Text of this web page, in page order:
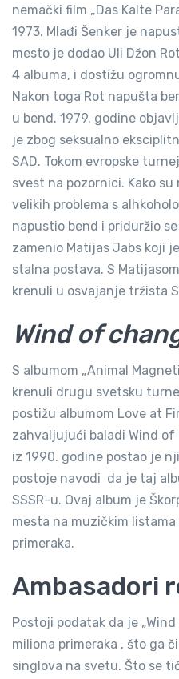
nemački film „Das Kalte
1973. Mlađi Šenker je
mesto je dođao Uli Džon
4 albuma, i dostižu
Nakon toga Rot napušta
u bend. 1979. godine
je zbog seksualno
SAD. Tokom evropske
svest na pozornici. Kako
velikih problema s
napustio bend i priduržio
zamenio Matijas Jabs koji
stalna postava. S
krenuli u osvajanje tržista
Wind of
S albumom „Animal
krenuli drugu svetsku
postižu albumom Love at
zahvaljujući baladi Wind of
iz 1990. godine postao je
postoje navodi da je taj
SSSR-u. Ovaj album je
mesta na muzičkim
primeraka.
Ambasadori
Postoji podatak da je
miliona primeraka , što ga
singlova na svetu. Što se